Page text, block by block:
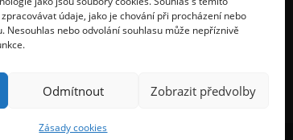
údaje, jako je chování při procházení nebo
Nesouhlas nebo odvolání souhlasu může nepříznivě
Odmítnout Zobrazit předvolby
Zásady cookies
staré stroje v chodu i pro další